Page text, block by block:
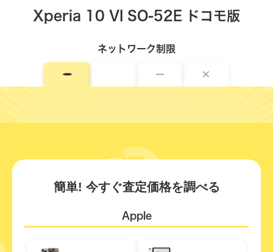
Xperia 10 VI SO-52E ドコモ版
ネットワーク制限
簡単! 今すぐ査定価格を調べる
Apple